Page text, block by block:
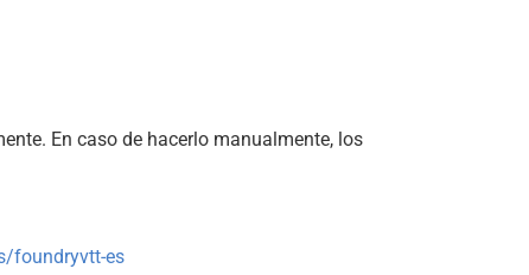
En caso de hacerlo manualmente, los
foundryvtt-es